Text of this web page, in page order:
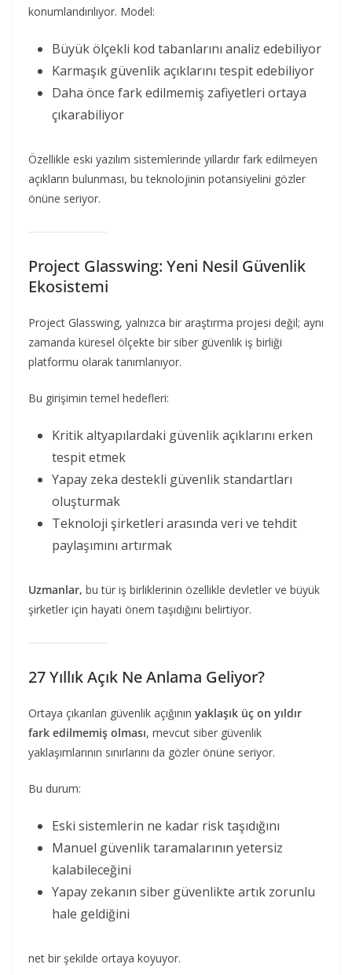
konumlandırılıyor. Model:
Büyük ölçekli kod tabanlarını analiz edebiliyor
Karmaşık güvenlik açıklarını tespit edebiliyor
Daha önce fark edilmemiş zafiyetleri ortaya
çıkarabiliyor
Özellikle eski yazılım sistemlerinde yıllardır fark edilmeyen
açıkların bulunması, bu teknolojinin potansiyelini gözler
önüne seriyor.
Project Glasswing: Yeni Nesil Güvenlik
Ekosistemi
Project Glasswing, yalnızca bir araştırma projesi değil; aynı
zamanda küresel ölçekte bir siber güvenlik iş birliği
platformu olarak tanımlanıyor.
Bu girişimin temel hedefleri:
Kritik altyapılardaki güvenlik açıklarını erken
tespit etmek
Yapay zeka destekli güvenlik standartları
oluşturmak
Teknoloji şirketleri arasında veri ve tehdit
paylaşımını artırmak
Uzmanlar, bu tür iş birliklerinin özellikle devletler ve büyük
şirketler için hayati önem taşıdığını belirtiyor.
27 Yıllık Açık Ne Anlama Geliyor?
Ortaya çıkarılan güvenlik açığının yaklaşık üç on yıldır
fark edilmemiş olması, mevcut siber güvenlik
yaklaşımlarının sınırlarını da gözler önüne seriyor.
Bu durum:
Eski sistemlerin ne kadar risk taşıdığını
Manuel güvenlik taramalarının yetersiz
kalabileceğini
Yapay zekanın siber güvenlikte artık zorunlu
hale geldiğini
net bir şekilde ortaya koyuyor.